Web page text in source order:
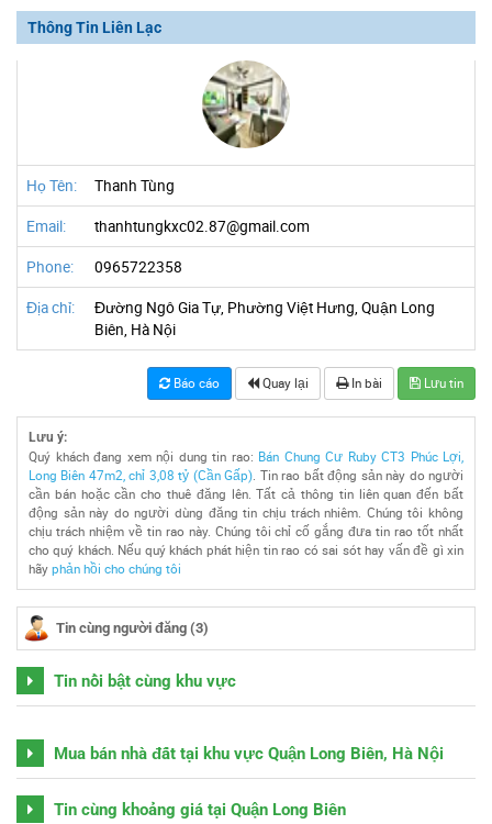
Thông Tin Liên Lạc
Họ Tên: Thanh Tùng
Email: thanhtungkxc02.87@gmail.com
Phone: 0965722358
Địa chỉ:
Đường Ngô Gia Tự, Phường Việt Hưng, Quận Long
Biên, Hà Nội
Báo cáo Quay lại In bài Lưu tin
Lưu ý:
Quý khách đang xem nội dung tin rao: Bán Chung Cư Ruby CT3 Phúc Lợi,
Long Biên 47m2, chỉ 3,08 tỷ (Cần Gấp). Tin rao bất động sản này do người
cần bán hoặc cần cho thuê đăng lên. Tất cả thông tin liên quan đến bất
động sản này do người dùng đăng tin chịu trách nhiêm. Chúng tôi không
chịu trách nhiệm về tin rao này. Chúng tôi chỉ cố gắng đưa tin rao tốt nhất
cho quý khách. Nếu quý khách phát hiện tin rao có sai sót hay vấn đề gì xin
hãy phản hồi cho chúng tôi
Tin cùng người đăng (3)
Tin nổi bật cùng khu vực
Mua bán nhà đất tại khu vực Quận Long Biên, Hà Nội
Tin cùng khoảng giá tại Quận Long Biên